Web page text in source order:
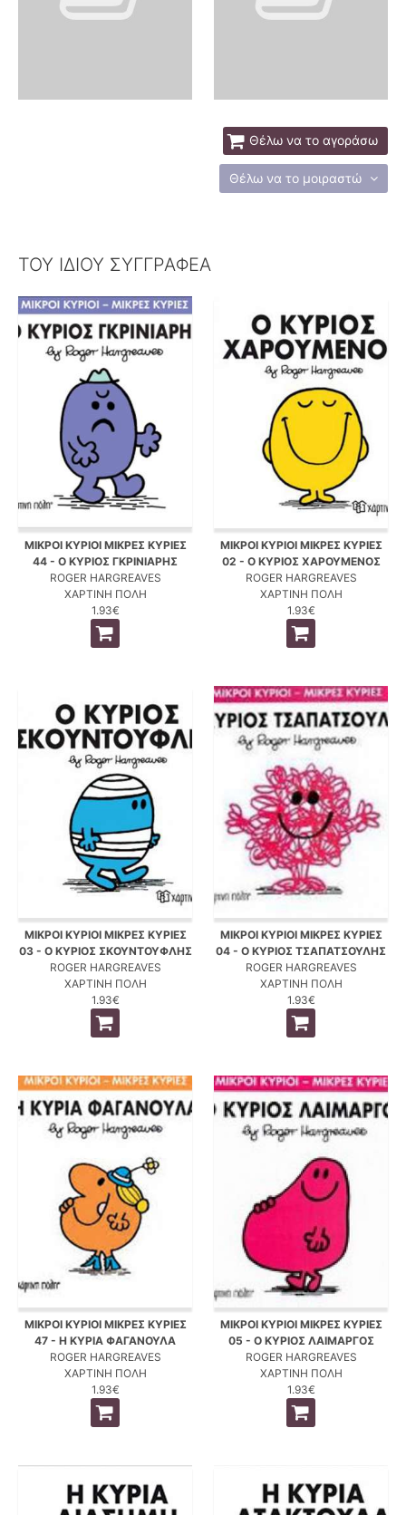
Θέλω να το αγοράσω
Θέλω να το μοιραστώ
ΤΟΥ ΙΔΙΟΥ ΣΥΓΓΡΑΦΕΑ
ΜΙΚΡΟΙ ΚΥΡΙΟΙ ΜΙΚΡΕΣ ΚΥΡΙΕΣ
44 - Ο ΚΥΡΙΟΣ ΓΚΡΙΝΙΑΡΗΣ
ROGER HARGREAVES
ΧΑΡΤΙΝΗ ΠΟΛΗ
1.93€
ΜΙΚΡΟΙ ΚΥΡΙΟΙ ΜΙΚΡΕΣ ΚΥΡΙΕΣ
02 - Ο ΚΥΡΙΟΣ ΧΑΡΟΥΜΕΝΟΣ
ROGER HARGREAVES
ΧΑΡΤΙΝΗ ΠΟΛΗ
1.93€
ΜΙΚΡΟΙ ΚΥΡΙΟΙ ΜΙΚΡΕΣ ΚΥΡΙΕΣ
03 - Ο ΚΥΡΙΟΣ ΣΚΟΥΝΤΟΥΦΛΗΣ
ROGER HARGREAVES
ΧΑΡΤΙΝΗ ΠΟΛΗ
1.93€
ΜΙΚΡΟΙ ΚΥΡΙΟΙ ΜΙΚΡΕΣ ΚΥΡΙΕΣ
04 - Ο ΚΥΡΙΟΣ ΤΣΑΠΑΤΣΟΥΛΗΣ
ROGER HARGREAVES
ΧΑΡΤΙΝΗ ΠΟΛΗ
1.93€
ΜΙΚΡΟΙ ΚΥΡΙΟΙ ΜΙΚΡΕΣ ΚΥΡΙΕΣ
47 - Η ΚΥΡΙΑ ΦΑΓΑΝΟΥΛΑ
ROGER HARGREAVES
ΧΑΡΤΙΝΗ ΠΟΛΗ
1.93€
ΜΙΚΡΟΙ ΚΥΡΙΟΙ ΜΙΚΡΕΣ ΚΥΡΙΕΣ
05 - Ο ΚΥΡΙΟΣ ΛΑΙΜΑΡΓΟΣ
ROGER HARGREAVES
ΧΑΡΤΙΝΗ ΠΟΛΗ
1.93€